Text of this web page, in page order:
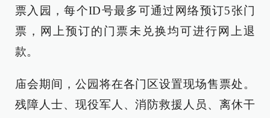
票入园，每个ID号最多可通过网络预订5张门
票，网上预订的门票未兑换均可进行网上退
款。
庙会期间，公园将在各门区设置现场售票处。
残障人士、现役军人、消防救援人员、离休干